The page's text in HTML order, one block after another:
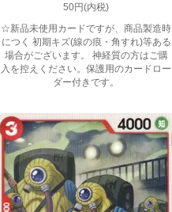
50円(内税)
☆新品未使用カードですが、商品製造時
につく 初期キズ(線の痕・角すれ)等ある
場合がございます。 神経質の方はご購
入を控えください。保護用のカードロー
ダー付きです。